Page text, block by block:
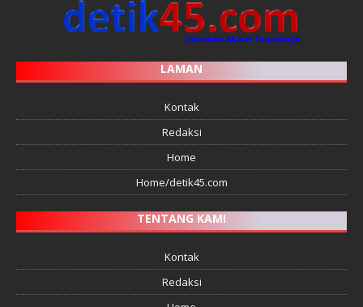
LAMAN
Kontak
Redaksi
Home
Home/detik45.com
TENTANG KAMI
Kontak
Redaksi